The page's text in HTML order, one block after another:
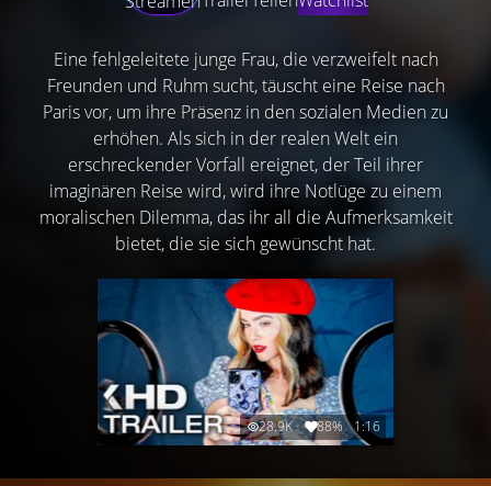
Eine fehlgeleitete junge Frau, die verzweifelt nach
Freunden und Ruhm sucht, täuscht eine Reise nach
Paris vor, um ihre Präsenz in den sozialen Medien zu
erhöhen. Als sich in der realen Welt ein
erschreckender Vorfall ereignet, der Teil ihrer
imaginären Reise wird, wird ihre Notlüge zu einem
moralischen Dilemma, das ihr all die Aufmerksamkeit
bietet, die sie sich gewünscht hat.
28.9K 88% 1:16